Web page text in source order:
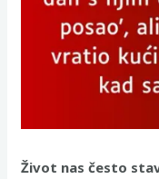
Život nas često